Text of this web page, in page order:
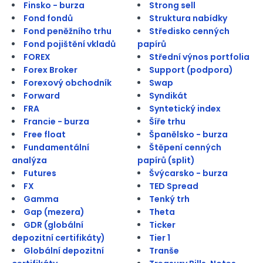
Finsko - burza
Fond fondů
Fond peněžního trhu
Fond pojištění vkladů
FOREX
Forex Broker
Forexový obchodník
Forward
FRA
Francie - burza
Free float
Fundamentální
analýza
Futures
FX
Gamma
Gap (mezera)
GDR (globální
depozitní certifikáty)
Globální depozitní
Strong sell
Struktura nabídky
Středisko cenných
papírů
Střední výnos portfolia
Support (podpora)
Swap
Syndikát
Syntetický index
Šíře trhu
Španělsko - burza
Štěpení cenných
papírů (split)
Švýcarsko - burza
TED Spread
Tenký trh
Theta
Ticker
Tier 1
Tranše